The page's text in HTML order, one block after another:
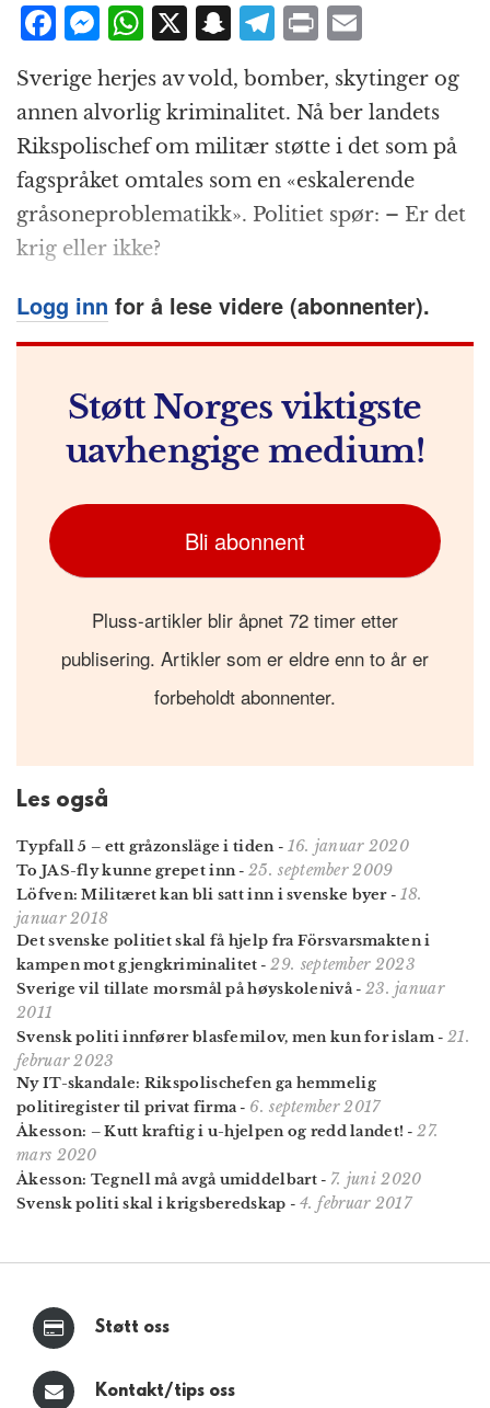
F
a
c
e
b
o
o
k
M
e
ss
e
n
g
e
r
W
at
s
A
p
p
X S
n
a
p
c
h
at
T
el
e
g
r
a
m
P
ri
n
t
m
ai
l
Sverige herjes av vold, bomber, skytinger og
annen alvorlig kriminalitet. Nå ber landets
Rikspolischef om militær støtte i det som på
fagspråket omtales som en «eskalerende
gråsoneproblematikk». Politiet spør: – Er det
krig eller ikke?
Logg inn for å lese videre (abonnenter).
Støtt Norges viktigste
uavhengige medium!
Bli abonnent
Pluss-artikler blir åpnet 72 timer etter
publisering. Artikler som er eldre enn to år er
forbeholdt abonnenter.
Les også
Typfall 5 – ett gråzonsläge i tiden- 16. januar 2020
To JAS-fly kunne grepet inn-25. september 2009
Löfven: Militæret kan bli satt inn i svenske byer- 18.
januar 2018
Det svenske politiet skal få hjelp fra Försvarsmakten i
kampen mot gjengkriminalitet -29. september 2023
Sverige vil tillate morsmål på høyskolenivå- 23. januar
2011
Svensk politi innfører blasfemilov, men kun for islam- 21.
februar 2023
Ny IT-skandale: Rikspolischefen ga hemmelig
politiregister til privat firma - 6. september 2017
Åkesson: – Kutt kraftig i u-hjelpen og redd landet! -27.
mars 2020
Åkesson: Tegnell må avgå umiddelbart- 7. juni 2020
Svensk politi skal i krigsberedskap - 4. februar 2017
Støtt oss
Kontakt/tips oss